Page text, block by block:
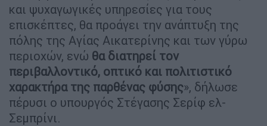
και ψυχαγωγικές υπηρεσίες για τους
επισκέπτες, θα προάγει την ανάπτυξη της
πόλης της Αγίας Αικατερίνης και των γύρω
περιοχών, ενώ θα διατηρεί τον
περιβαλλοντικό, οπτικό και πολιτιστικό
χαρακτήρα της παρθένας φύσης», δήλωσε
πέρυσι ο υπουργός Στέγασης Σερίφ ελ-
Σεμπρίνι.